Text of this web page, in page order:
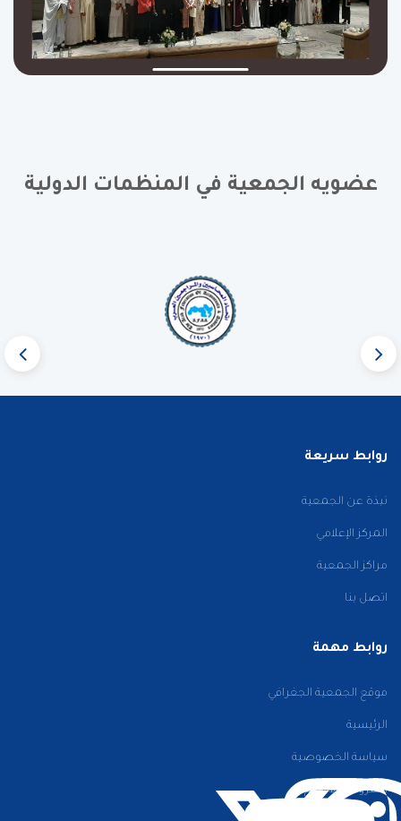
عضويه الجمعية في المنظمات الدولية
روابط سريعة
نبذة عن الجمعية
المركز الإعلامي
مراكز الجمعية
اتصل بنا
روابط مهمة
موقع الجمعية الجغرافي
الرئيسية
سياسة الخصوصية
الشروط والأحكام